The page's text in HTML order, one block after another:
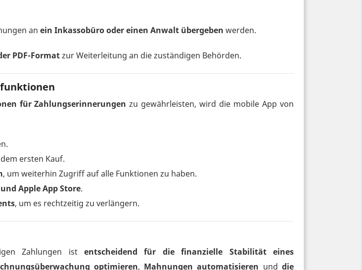
an ein Inkassobüro oder einen Anwalt übergeben werden.
PDF-Formatzur Weiterleitung an die zuständigen Behörden.
für Zahlungserinnerungen zu gewährleisten, wird die mobile App von
ersten Kauf.
, um weiterhin Zugriff auf alle Funktionen zu haben.
Apple App Store.
, um es rechtzeitig zu verlängern.
Zahlungen istentscheidend für die finanzielle Stabilität eines
optimieren, Mahnungen automatisieren unddie